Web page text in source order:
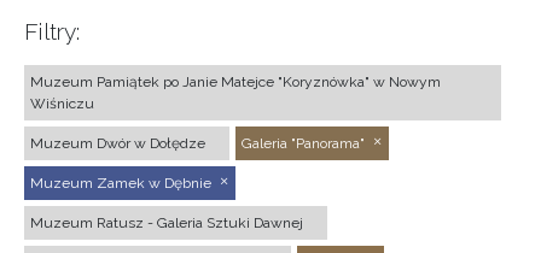
Filtry:
Muzeum Pamiątek po Janie Matejce "Koryznówka" w Nowym
Wiśniczu
Muzeum Dwór w Dołędze Galeria "Panorama"
Muzeum Zamek w Dębnie
Muzeum Ratusz - Galeria Sztuki Dawnej